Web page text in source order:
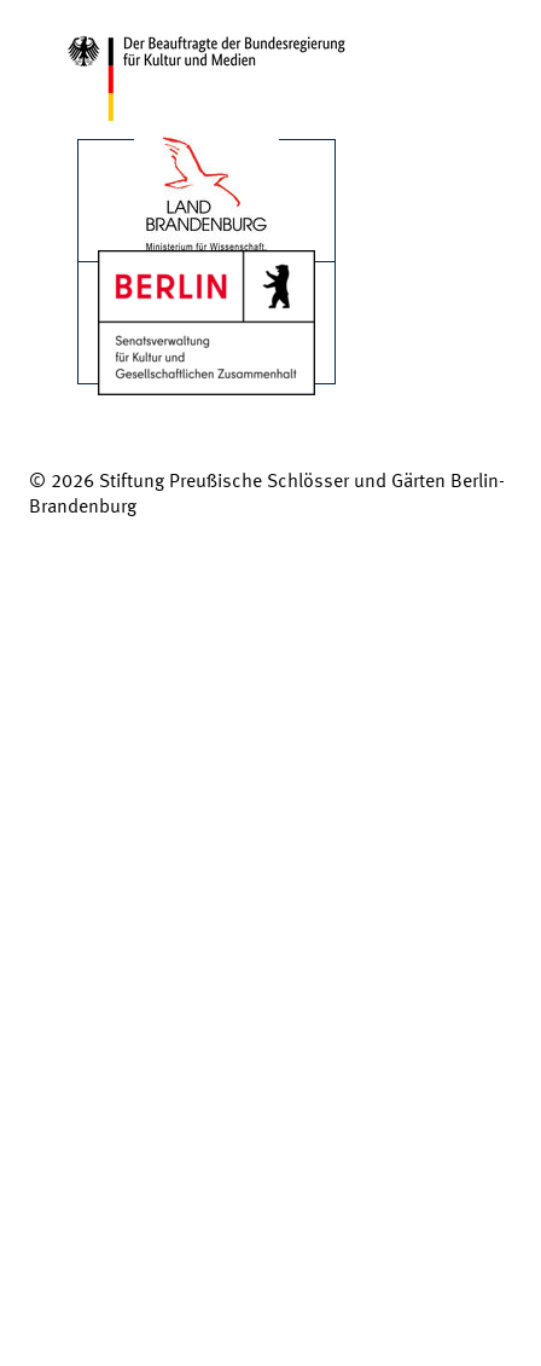
© 2026 Stiftung Preußische Schlösser und Gärten Berlin-
Brandenburg